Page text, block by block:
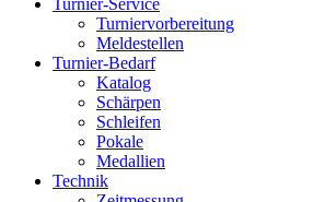
Turnier-Service
Turniervorbereitung
Meldestellen
Turnier-Bedarf
Katalog
Schärpen
Schleifen
Pokale
Medallien
Technik